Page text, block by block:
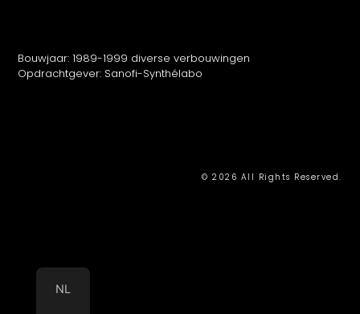
Bouwjaar: 1989-1999 diverse verbouwingen
Opdrachtgever: Sanofi-Synthélabo
© 2026 All Rights Reserved.
NL